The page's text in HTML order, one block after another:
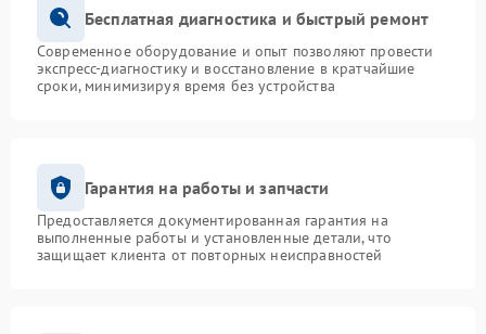
Бесплатная диагностика и быстрый ремонт
Современное оборудование и опыт позволяют провести
экспресс-диагностику и восстановление в кратчайшие
сроки, минимизируя время без устройства
Гарантия на работы и запчасти
Предоставляется документированная гарантия на
выполненные работы и установленные детали, что
защищает клиента от повторных неисправностей